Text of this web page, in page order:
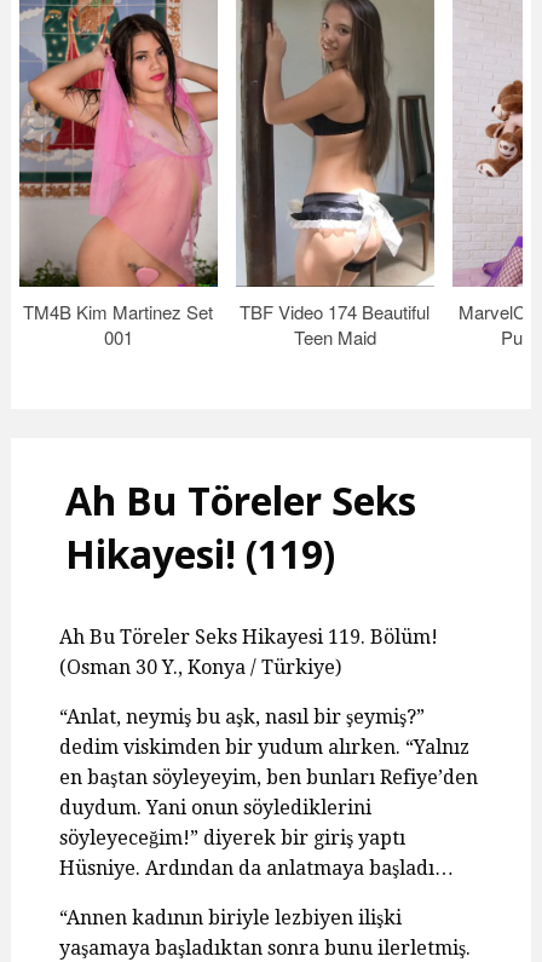
TM4B Kim Martinez Set
001
TBF Video 174 Beautiful
Teen Maid
Ah Bu Töreler Seks
Hikayesi! (119)
Ah Bu Töreler Seks Hikayesi 119. Bölüm!
(Osman 30 Y., Konya / Türkiye)
“Anlat, neymiş bu aşk, nasıl bir şeymiş?”
dedim viskimden bir yudum alırken. “Yalnız
en baştan söyleyeyim, ben bunları Refiye’den
duydum. Yani onun söylediklerini
söyleyeceğim!” diyerek bir giriş yaptı
Hüsniye. Ardından da anlatmaya başladı…
“Annen kadının biriyle lezbiyen ilişki
yaşamaya başladıktan sonra bunu ilerletmiş.